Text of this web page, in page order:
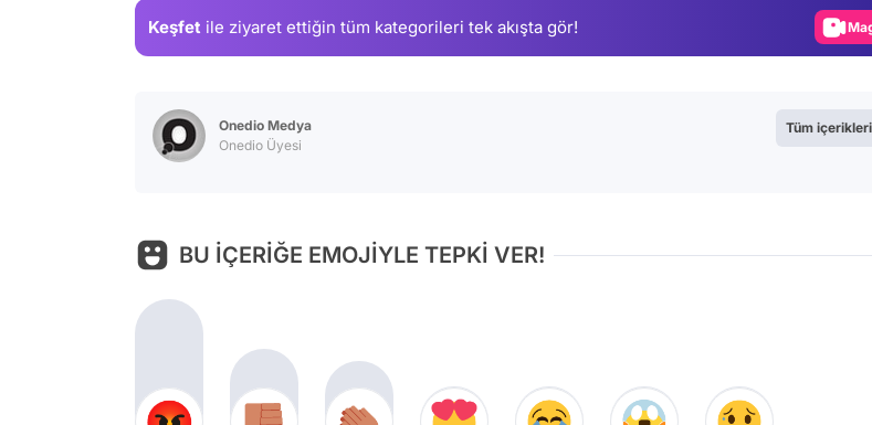
Keşfet ile ziyaret ettiğin tüm kategorileri tek akışta gör!
Onedio Medya
Onedio Üyesi
Tüm içerikleri
BU İÇERİĞE EMOJİYLE TEPKİ VER!